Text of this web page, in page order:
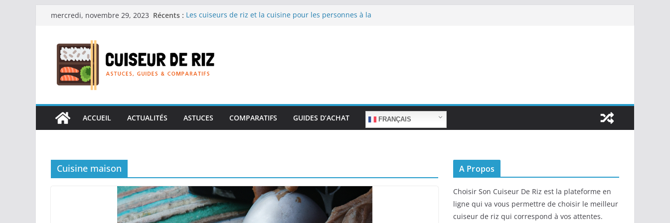
Passermercredi, novembre 29, 2023 Récents : Les cuiseurs de riz et la cuisine pour les personnes à la
Les cuiseurs de riz pour les familles nombreuses : Cuisson
en grande quantité.
Les cuiseurs de riz et la préparation de plats pour les
réconfortants.
ACCUEIL
ACTUALITÉS ASTUCES COMPARATIFS GUIDES D’ACHAT FRANÇAIS
Cuisine maison A Propos
Choisir Son Cuiseur De Riz est la plateforme en
ligne qui va vous permettre de choisir le meilleur
cuiseur de riz qui correspond à vos attentes.